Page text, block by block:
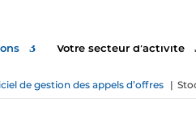
Votre secteur d’activité
de gestion des appels d’offres